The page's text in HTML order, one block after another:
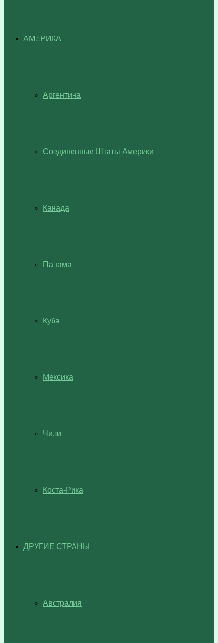
АМЕРИКА
Аргентина
Соединенные Штаты Америки
Канада
Панама
Куба
Мексика
Чили
Коста-Рика
ДРУГИЕ СТРАНЫ
Австралия